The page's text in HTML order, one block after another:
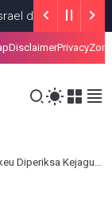
Gaza GAZA
DisclaimerPrivacy
Dugaan Korupsi Komoditi Emas